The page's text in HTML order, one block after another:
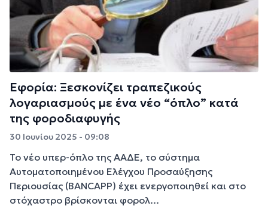
Εφορία: Ξεσκονίζει τραπεζικούς
λογαριασμούς με ένα νέο “όπλο” κατά
της φοροδιαφυγής
30 Ιουνίου 2025 - 09:08
Το νέο υπερ-όπλο της ΑΑΔΕ, το σύστημα
Αυτοματοποιημένου Ελέγχου Προσαύξησης
Περιουσίας (BANCAPP) έχει ενεργοποιηθεί και στο
στόχαστρο βρίσκονται φορολ...